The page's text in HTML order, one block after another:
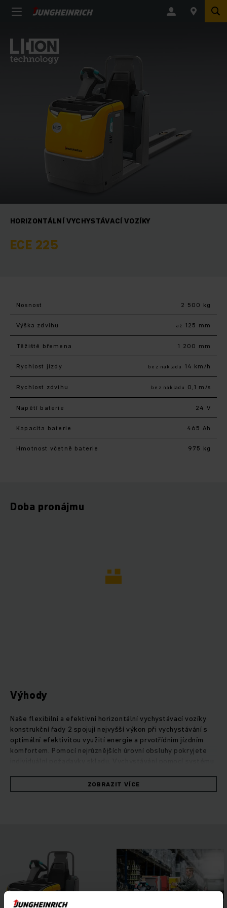
HORIZONTÁLNÍ VYCHYSTÁVACÍ VOZÍKY
ECE 225
Nosnost 2 500 kg
Výška zdvihu až 125 mm
Těžiště břemena 1 200 mm
Rychlost jízdy bez nákladu 14 km/h
Rychlost zdvihu bez nákladu 0,1 m/s
Napětí baterie 24 V
Kapacita baterie 465 Ah
Hmotnost včetně baterie 975 kg
Doba pronájmu
Výhody
Naše flexibilní a efektivní horizontální vychystávací vozíky
konstrukční řady 2 spojují nejvyšší výkon při vychystávání s
optimální efektivitou využití energie a prvotřídním jízdním
komfortem. Pomocí nejrůznějších úrovní obsluhy pokryjete
výkonnosti.Vychystávejte pohodlně, bezpečně a bez
časových prodlev. Mimořádně vysoké kapacity baterií zaručují
rázy.Prostorné pracoviště řidiče s výškově nastavitelným
multifunkčním volantem a snadno dostupnými ovládacími
prvky nabízí vysoký jízdní komfort. Potřebnou bezpečnost
zajišťují asistenční systémy, jako je světlo pro denní svícení
DayLED, Floor-Spot nebo volitelný systém curveCONTROL.
ZOBRAZIT VÍCE